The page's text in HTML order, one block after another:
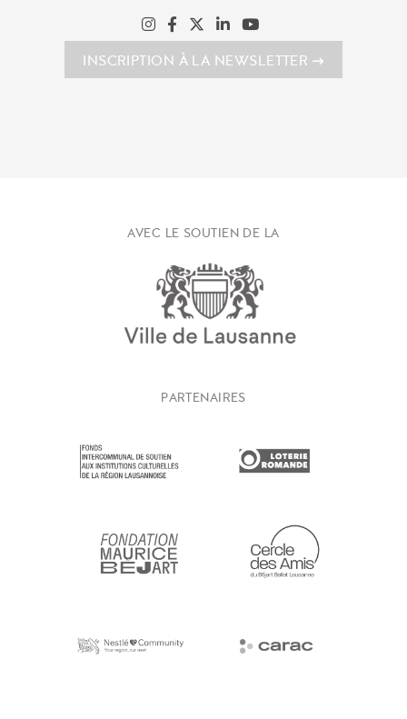
INSCRIPTION À LA NEWSLETTER
AVEC LE SOUTIEN DE LA
PARTENAIRES